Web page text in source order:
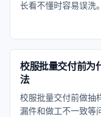
长看不懂时容易误洗
法，帮助减少缩水、
校服批量交付前为
法
校服批量交付前做抽
漏件和做工不一致等